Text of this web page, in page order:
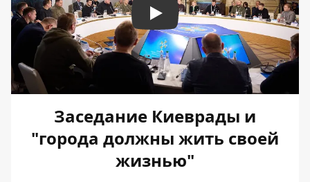
Play
Заседание Киеврады и
"города должны жить своей
жизнью"